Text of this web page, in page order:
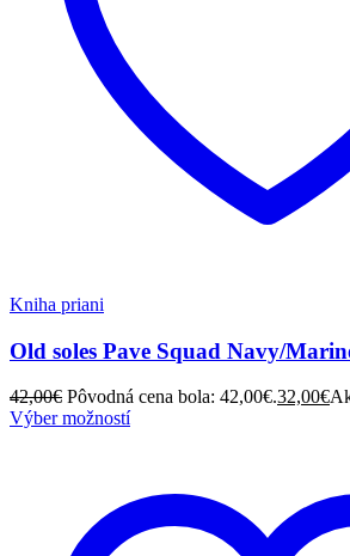
Kniha priani
Old soles Pave Squad Navy/
42,00€ Pôvodná cena bola: 42,00€.32,00€
Výber možností